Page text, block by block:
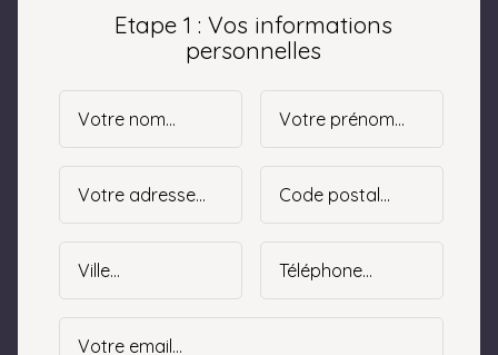
Etape 1 : Vos informations
personnelles